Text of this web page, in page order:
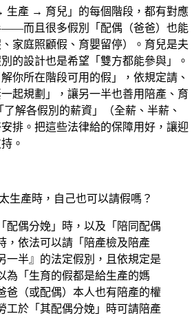
生產 → 育兒」的每個階段，都有對應
——而且很多假別「配偶（爸爸）也能
家庭照顧假、育嬰留停）。育兒是夫
的設計也是希望「雙方都能參與」。
你所在階段可用的假」，依規定請、
起規劃」，讓另一半也善用陪產、育
解各假別的薪資」（全薪、半薪、
排。把這些法律給的保障用好，讓迎
。
生產時，自己也可以請假嗎？
偶分娩」時，以及「陪同配偶
，依法可以請「陪產檢及陪產
一半』的法定假別，且依規定是
為「生育的假都是給生產的媽
爸（或配偶）本人也有陪產的權
工於「其配偶分娩」時可請陪產